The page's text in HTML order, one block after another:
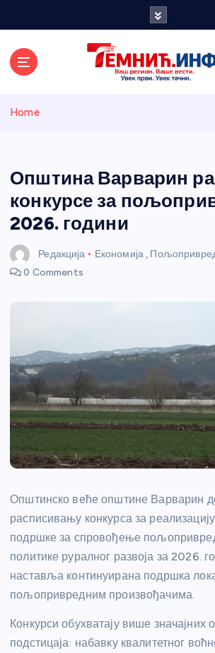
и
Home
Општина Варварин
конкурсе за
2026. години
Редакција Економија,
0 Comments
Општинско веће општине Варварин
расписивању конкурса за
подршке за спровођење
политике руралног развоја за 2026.
наставља континуирана подршка
пољопривредним произвођачима.
Конкурси обухватају више значајних
подстицаја: набавку квалитетног